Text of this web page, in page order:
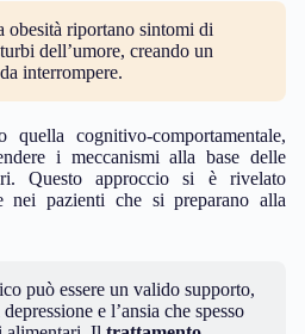
obesità riportano sintomi di
dell’umore, creando un
interrompere.
quella cognitivo-comportamentale,
i meccanismi alla base delle
Questo approccio si è rivelato
nei pazienti che si preparano alla
può essere un valido supporto,
e l’ansia che spesso